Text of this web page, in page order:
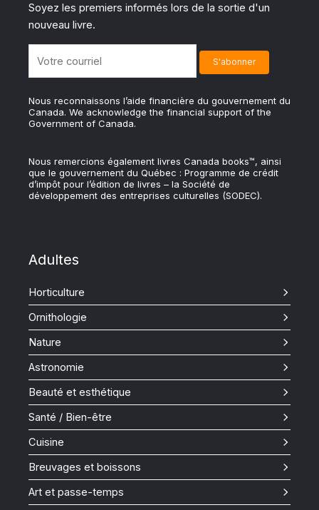
Soyez les premiers informés lors de la sortie d'un
nouveau livre.
Nous reconnaissons l’aide financière du gouvernement du
Canada. We acknowledge the financial support of the
Government of Canada.
Nous remercions également livres Canada books™, ainsi
que le gouvernement du Québec : Programme de crédit
d’impôt pour l’édition de livres – la Société de
développement des entreprises culturelles (SODEC).
Adultes
Horticulture
Ornithologie
Nature
Astronomie
Beauté et esthétique
Santé / Bien-être
Cuisine
Breuvages et boissons
Art et passe-temps